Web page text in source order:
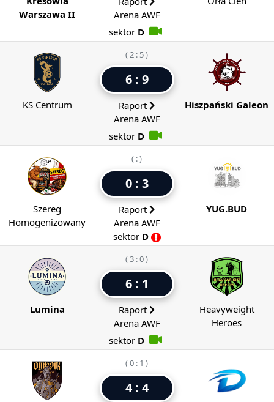
Warszawa II
Arena AWF
sektor D
KS Centrum
( 2 : 5 )
6 : 9
Raport
Arena AWF
sektor D
Hiszpański Galeon
Szereg
Homogenizowany
( : )
0 : 3
Raport
Arena AWF
sektor D
YUG.BUD
Lumina
( 3 : 0 )
6 : 1
Raport
Arena AWF
sektor D
Heavyweight
Heroes
( 0 : 1 )
4 : 4